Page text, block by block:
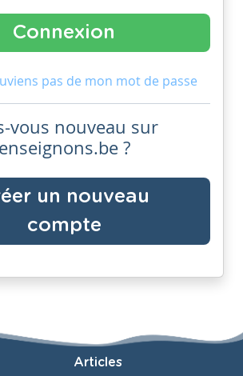
pas de mon mot de passe
vous nouveau sur
enseignons.be ?
un nouveau
compte
Articles